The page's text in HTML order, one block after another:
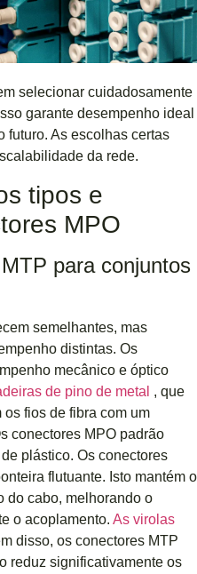
selecionar cuidadosamente
garante desempenho ideal
futuro. As escolhas certas
da rede.
tipos e
MPO
para conjuntos
semelhantes, mas
distintas. Os
mecânico e óptico
de pino de metal , que
fios de fibra com um
conectores MPO padrão
plástico. Os conectores
flutuante. Isto mantém o
do cabo, melhorando o
o acoplamento. As virolas
disso, os conectores MTP
reduz significativamente os